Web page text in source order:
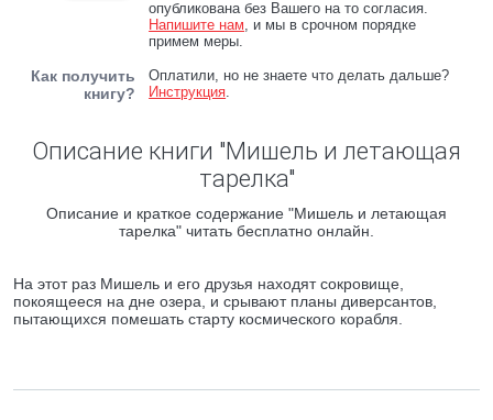
опубликована без Вашего на то согласия.
Напишите нам, и мы в срочном порядке
примем меры.
Как получить
книгу?
Оплатили, но не знаете что делать дальше?
Инструкция.
Описание книги "Мишель и летающая
тарелка"
Описание и краткое содержание "Мишель и летающая
тарелка" читать бесплатно онлайн.
На этот раз Мишель и его друзья находят сокровище,
покоящееся на дне озера, и срывают планы диверсантов,
пытающихся помешать старту космического корабля.